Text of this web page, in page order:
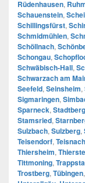
Rüdenhausen,
Schauenstein,
Schillingsfürst,
Schmidmühlen,
Schöllnach,
Schongau,
Schwäbisch-Hall,
Schwarzach am
Seefeld, Seinsheim,
Sigmaringen,
Sparneck,
Stamsried,
Sulzbach, Sulzberg,
Teisendorf, Teisnach
Thiersheim,
Tittmoning,
Trostberg, Tübingen,